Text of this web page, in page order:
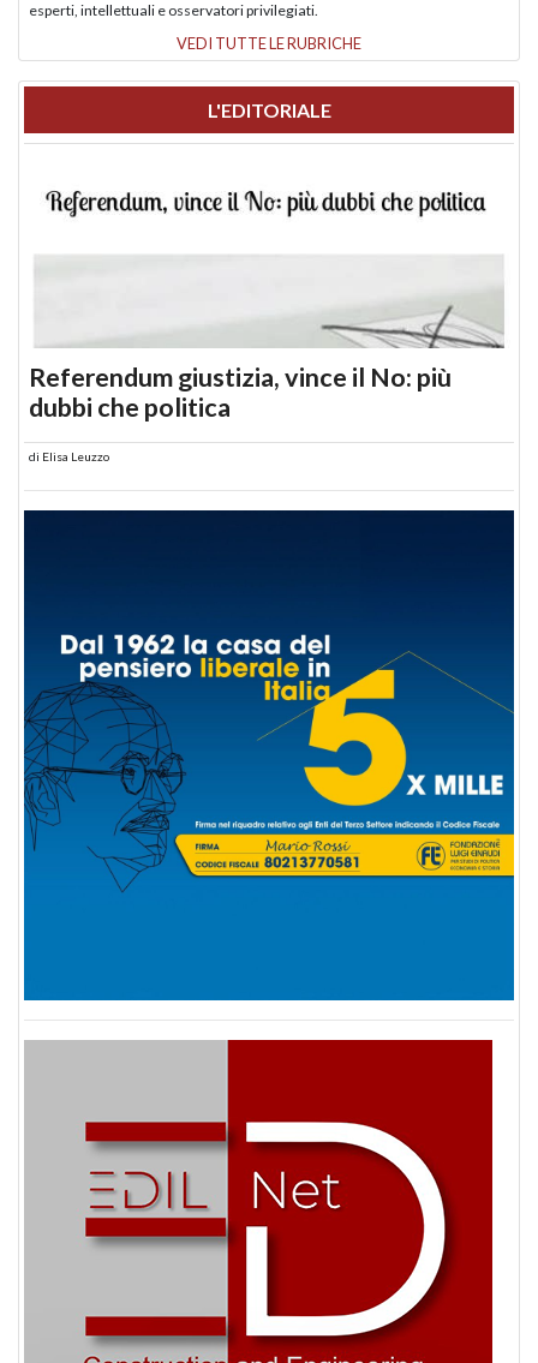
esperti, intellettuali e osservatori privilegiati.
VEDI TUTTE LE RUBRICHE
L'EDITORIALE
Referendum giustizia, vince il No: più
dubbi che politica
di Elisa Leuzzo